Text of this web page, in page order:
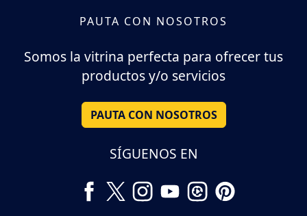
PAUTA CON NOSOTROS
Somos la vitrina perfecta para ofrecer tus
productos y/o servicios
PAUTA CON NOSOTROS
SÍGUENOS EN